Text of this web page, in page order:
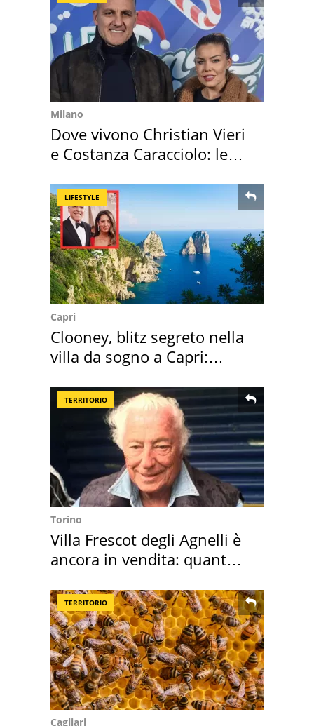
Milano
Dove vivono Christian Vieri
e Costanza Caracciolo: le
LIFESTYLE
Capri
Clooney, blitz segreto nella
villa da sogno a Capri:
TERRITORIO
Torino
Villa Frescot degli Agnelli è
ancora in vendita: quanto
TERRITORIO
Cagliari